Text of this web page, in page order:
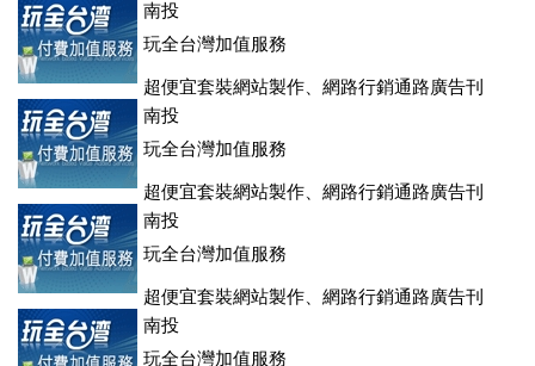
登、訂房系統、客房委託旅行社銷售，全面優惠中....
南投
玩全台灣加值服務
超便宜套裝網站製作、網路行銷通路廣告刊
登、訂房系統、客房委託旅行社銷售，全面優惠中....
南投
玩全台灣加值服務
超便宜套裝網站製作、網路行銷通路廣告刊
登、訂房系統、客房委託旅行社銷售，全面優惠中....
南投
玩全台灣加值服務
超便宜套裝網站製作、網路行銷通路廣告刊
登、訂房系統、客房委託旅行社銷售，全面優惠中....
南投
玩全台灣加值服務